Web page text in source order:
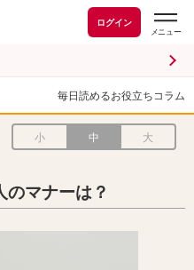
ログイン
毎日読めるお役立ちコラム
小 中 大
のマナーは？